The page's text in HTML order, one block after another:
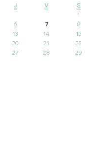
J V
S
1
6 7
8
13 14
15
20 21
22
27 28
29